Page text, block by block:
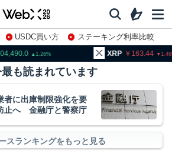
USDC買い方
ステーキング利率比較
XRP 163.44 BNB
も読まれています
者に出庫制限強化を要
止へ 金融庁と警察庁
スランキングをもっと見る